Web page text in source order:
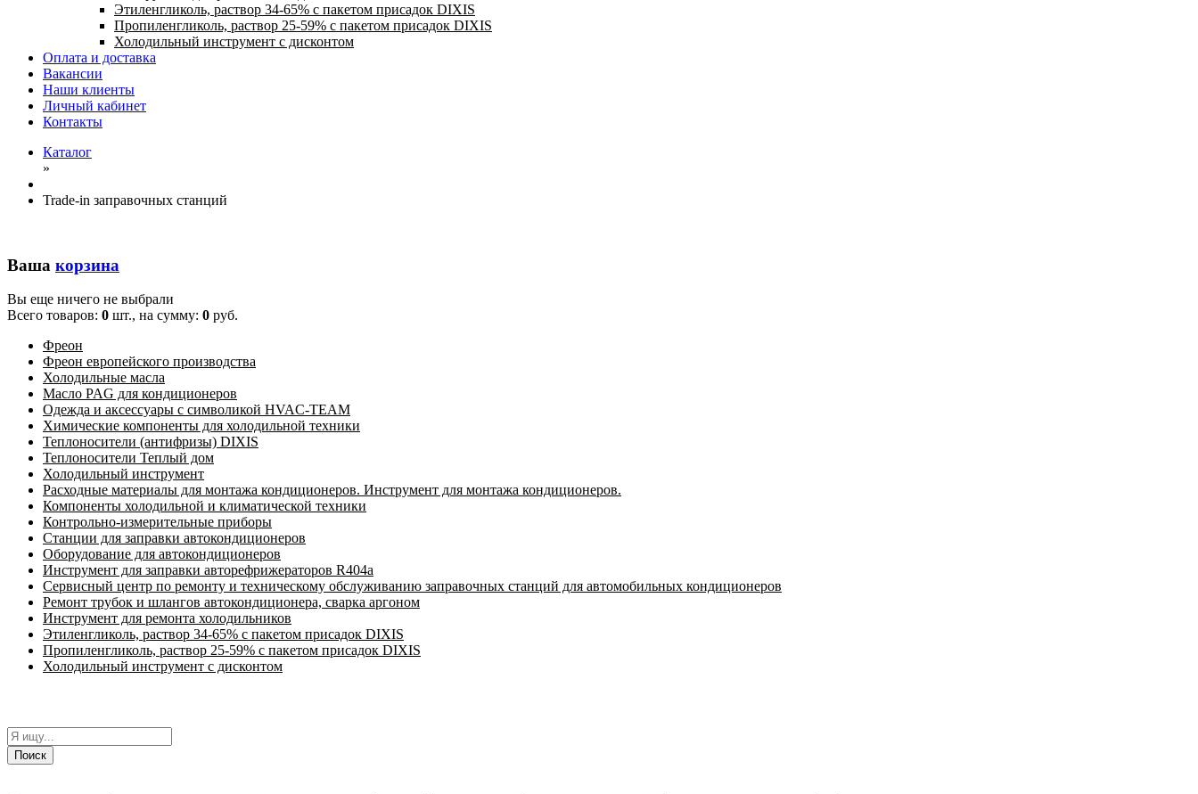
Этиленгликоль, раствор 34-65% с пакетом присадок DIXIS
Пропиленгликоль, раствор 25-59% с пакетом присадок DIXIS
Холодильный инструмент с дисконтом
Оплата и доставка
Вакансии
Наши клиенты
Личный кабинет
Контакты
Каталог
»
Trade-in заправочных станций
Ваша корзина
Вы еще ничего не выбрали
Всего товаров: 0 шт., на сумму: 0 руб.
Фреон
Фреон европейского производства
Холодильные масла
Масло PAG для кондиционеров
Одежда и аксессуары с символикой HVAC-TEAM
Химические компоненты для холодильной техники
Теплоносители (антифризы) DIXIS
Теплоносители Теплый дом
Холодильный инструмент
Расходные материалы для монтажа кондиционеров. Инструмент для монтажа кондиционеров.
Компоненты холодильной и климатической техники
Контрольно-измерительные приборы
Станции для заправки автокондиционеров
Оборудование для автокондиционеров
Инструмент для заправки авторефрижераторов R404a
Сервисный центр по ремонту и техническому обслуживанию заправочных станций для автомобильных кондиционеров
Ремонт трубок и шлангов автокондиционера, сварка аргоном
Инструмент для ремонта холодильников
Этиленгликоль, раствор 34-65% с пакетом присадок DIXIS
Пропиленгликоль, раствор 25-59% с пакетом присадок DIXIS
Холодильный инструмент с дисконтом
Поиск